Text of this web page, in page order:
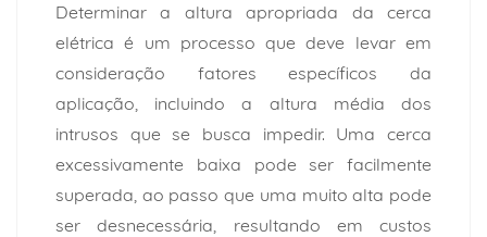
Determinar a altura apropriada da cerca
elétrica é um processo que deve levar em
consideração fatores específicos da
aplicação, incluindo a altura média dos
intrusos que se busca impedir. Uma cerca
excessivamente baixa pode ser facilmente
superada, ao passo que uma muito alta pode
ser desnecessária, resultando em custos